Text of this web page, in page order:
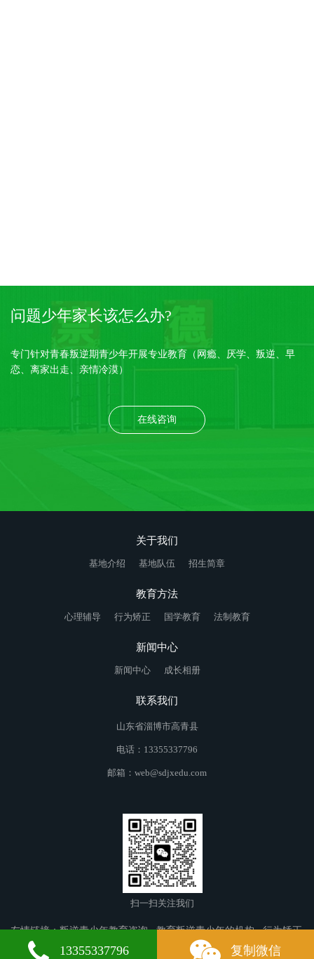
问题少年家长该怎么办?
专门针对青春叛逆期青少年开展专业教育（网瘾、厌学、叛逆、早
恋、离家出走、亲情冷漠）
在线咨询
关于我们
基地介绍 基地队伍 招生简章
教育方法
心理辅导 行为矫正 国学教育 法制教育
新闻中心
新闻中心 成长相册
联系我们
山东省淄博市高青县
电话：13355337796
邮箱：web@sdjxedu.com
扫一扫关注我们
友情链接：叛逆青少年教育咨询 教育叛逆青少年的机构
行为矫正
学校
旅顺叛逆青少年教育 五华叛逆青少年教育 龙海叛逆青少年
13355337796 复制微信